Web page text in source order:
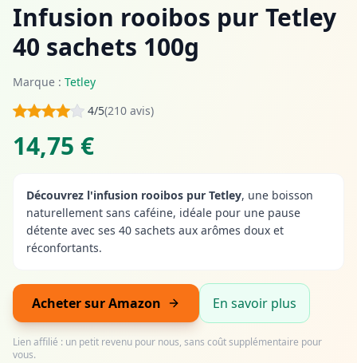
Infusion rooibos pur Tetley
40 sachets 100g
Marque : Tetley
4/5(210 avis)
14,75 €
Découvrez l'infusion rooibos pur Tetley, une boisson
naturellement sans caféine, idéale pour une pause
détente avec ses 40 sachets aux arômes doux et
réconfortants.
Acheter sur Amazon En savoir plus
Lien affilié : un petit revenu pour nous, sans coût supplémentaire pour
vous.